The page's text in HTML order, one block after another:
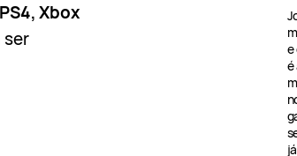
PS4, Xbox
ser
e
é